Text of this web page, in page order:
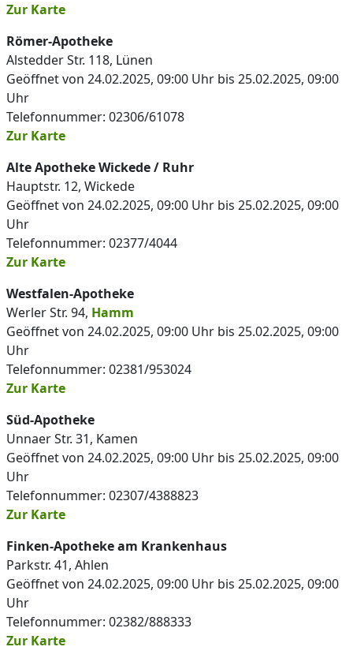
Zur Karte
Römer-Apotheke
Alstedder Str. 118, Lünen
Geöffnet von 24.02.2025, 09:00 Uhr bis 25.02.2025, 09:00
Uhr
Telefonnummer: 02306/61078
Zur Karte
Alte Apotheke Wickede / Ruhr
Hauptstr. 12, Wickede
Geöffnet von 24.02.2025, 09:00 Uhr bis 25.02.2025, 09:00
Uhr
Telefonnummer: 02377/4044
Zur Karte
Westfalen-Apotheke
Werler Str. 94, Hamm
Geöffnet von 24.02.2025, 09:00 Uhr bis 25.02.2025, 09:00
Uhr
Telefonnummer: 02381/953024
Zur Karte
Süd-Apotheke
Unnaer Str. 31, Kamen
Geöffnet von 24.02.2025, 09:00 Uhr bis 25.02.2025, 09:00
Uhr
Telefonnummer: 02307/4388823
Zur Karte
Finken-Apotheke am Krankenhaus
Parkstr. 41, Ahlen
Geöffnet von 24.02.2025, 09:00 Uhr bis 25.02.2025, 09:00
Uhr
Telefonnummer: 02382/888333
Zur Karte